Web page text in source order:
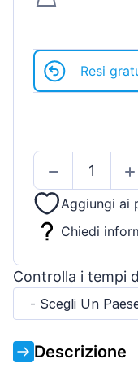
Resi
Aggiungi ai
Chiedi
Controlla i tempi
- Scegli Un
Descrizione